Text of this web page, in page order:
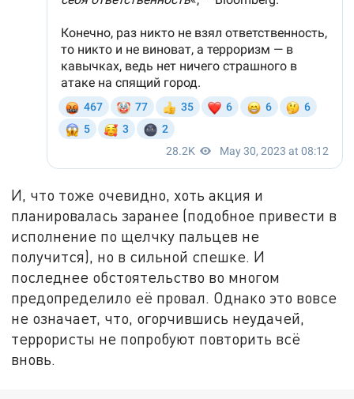
И, что тоже очевидно, хоть акция и
планировалась заранее (подобное привести в
исполнение по щелчку пальцев не
получится), но в сильной спешке. И
последнее обстоятельство во многом
предопределило её провал. Однако это вовсе
не означает, что, огорчившись неудачей,
террористы не попробуют повторить всё
вновь.